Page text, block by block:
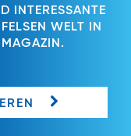
INTERESSANTE
WELT IN
MAGAZIN.